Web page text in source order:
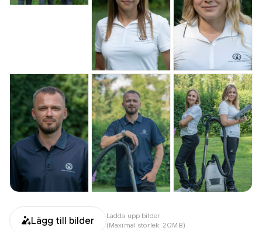
Lägg till bilder
Ladda upp bilder
(Maximal storlek: 20MB)